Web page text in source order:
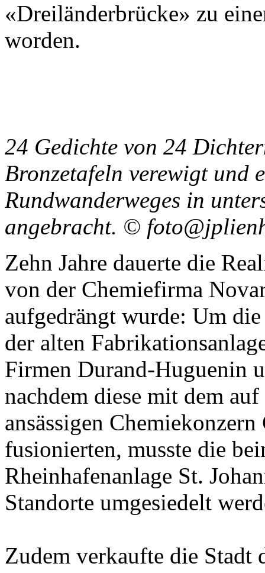
«Dreiländerbrücke» zu
worden.
24 Gedichte von 24
Bronzetafeln verewigt und
Rundwanderweges in
angebracht. ©
Zehn Jahre dauerte die
von der Chemiefirma
aufgedrängt wurde: Um
der alten
Firmen Durand-Huguenin
nachdem diese mit dem
ansässigen
fusionierten, musste die
Rheinhafenanlage St.
Standorte umgesiedelt
Zudem verkaufte die Stadt